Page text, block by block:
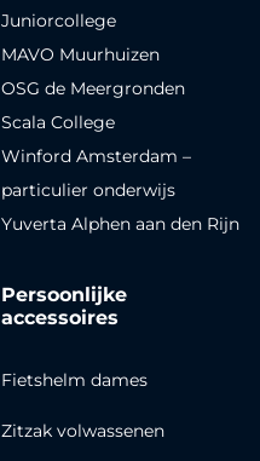
Juniorcollege
MAVO Muurhuizen
OSG de Meergronden
Scala College
Winford Amsterdam –
particulier onderwijs
Yuverta Alphen aan den Rijn
Persoonlijke
accessoires
Fietshelm dames
Zitzak volwassenen